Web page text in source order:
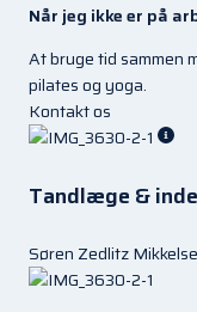
Når jeg ikke er på
At bruge tid sammen
pilates og yoga.
Kontakt os
Tandlæge &
Søren Zedlitz